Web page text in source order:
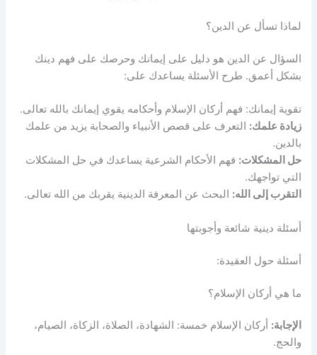
لماذا تسأل عن الدين؟
السؤال عن الدين هو دليل على إيمانك وحرصك على فهم دينك
بشكل أعمق. طرح الأسئلة يساعدك على:
تقوية إيمانك: فهم أركان الإسلام وأحكامه يقوي إيمانك بالله تعالى.
زيادة علمك: التعرف على قصص الأنبياء والصحابة يزيد من علمك
بالدين.
حل المشكلات: فهم الأحكام الشرعية يساعدك في حل المشكلات
التي تواجهك.
التقرب إلى الله: البحث عن المعرفة الدينية يقربك من الله تعالى.
أسئلة دينية شائعة وأجوبتها
أسئلة حول العقيدة:
ما هي أركان الإسلام؟
الإجابة: أركان الإسلام خمسة: الشهادة، الصلاة، الزكاة، الصيام،
والحج.